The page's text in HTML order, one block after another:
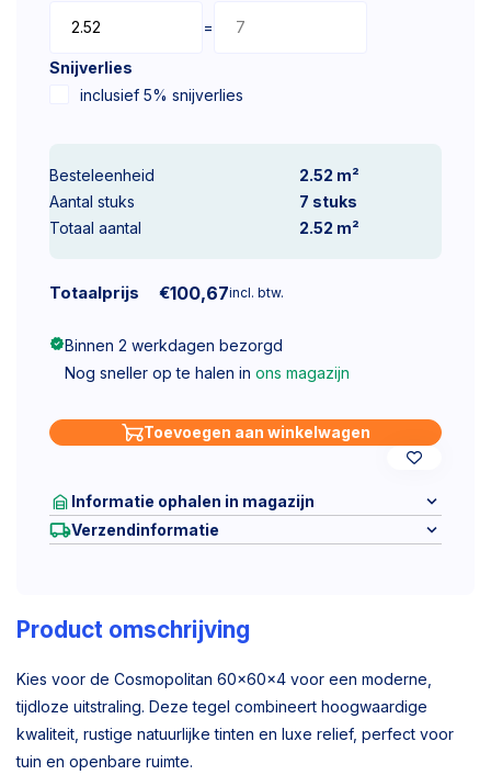
=
Snijverlies
inclusief 5% snijverlies
Besteleenheid
2.52 m²
Aantal stuks
7 stuks
Totaal aantal
2.52 m²
Totaalprijs €100,67incl. btw.
Binnen 2 werkdagen bezorgd
Nog sneller op te halen in ons magazijn
Toevoegen aan winkelwagen
Informatie ophalen in magazijn
Verzendinformatie
Product omschrijving
Kies voor de Cosmopolitan 60x60x4 voor een moderne,
tijdloze uitstraling. Deze tegel combineert hoogwaardige
kwaliteit, rustige natuurlijke tinten en luxe relief, perfect voor
tuin en openbare ruimte.